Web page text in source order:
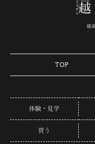
TOP
体験・見学
買う